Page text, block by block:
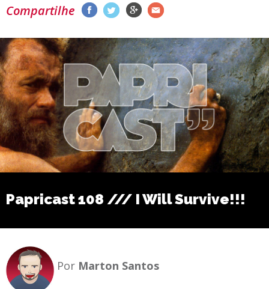
Compartilhe
Papricast 108 /// I Will Survive!!!
Por Marton Santos